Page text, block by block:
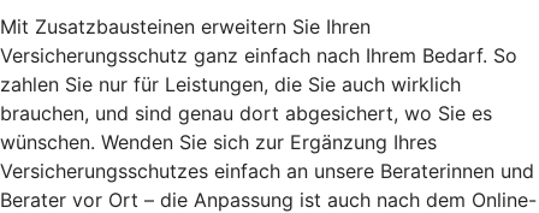
Mit Zusatzbausteinen erweitern Sie Ihren
Versicherungsschutz ganz einfach nach Ihrem Bedarf. So
zahlen Sie nur für Leistungen, die Sie auch wirklich
brauchen, und sind genau dort abgesichert, wo Sie es
wünschen. Wenden Sie sich zur Ergänzung Ihres
Versicherungsschutzes einfach an unsere Beraterinnen und
Berater vor Ort – die Anpassung ist auch nach dem Online-